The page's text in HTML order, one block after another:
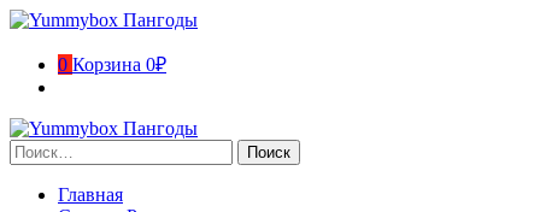
Перейти
содержимому
0 Корзина 0₽
Найти:
Главная